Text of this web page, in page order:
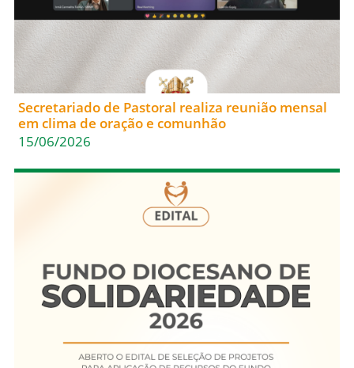
Secretariado de Pastoral realiza reunião mensal
em clima de oração e comunhão
15/06/2026